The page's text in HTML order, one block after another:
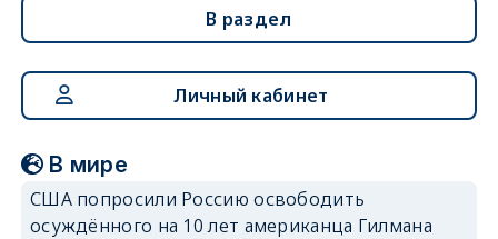
В раздел
Личный кабинет
В мире
США попросили Россию освободить
осуждённого на 10 лет американца Гилмана